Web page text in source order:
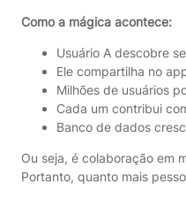
Como a mágica acontece:
Usuário A descobre
Ele compartilha no
Milhões de usuários
Cada um contribui
Banco de dados
Ou seja, é colaboração em
Portanto, quanto mais